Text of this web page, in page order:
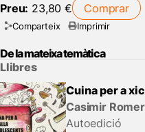
Preu: 23,80 € Comprar
Comparteix Imprimir
De la mateixa temàtica
Llibres
Cuina per a
Casimir
Autoedició